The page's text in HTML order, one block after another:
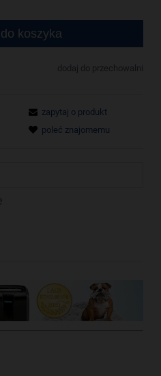
do koszyka
dodaj do przechowalni
zapytaj o produkt
poleć znajomemu